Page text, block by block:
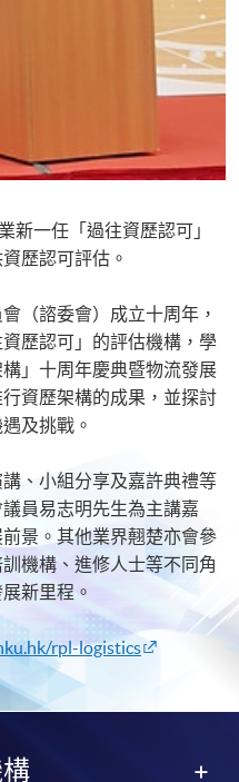
新一任「過往資歷認可」
歷認可評估。
（諮委會）成立十周年，
歷認可」的評估機構，學
」十周年慶典暨物流發展
資歷架構的成果，並探討
及挑戰。
、小組分享及嘉許典禮等
員易志明先生為主講嘉
景。其他業界翹楚亦會參
機構、進修人士等不同角
新里程。
rpl-logistics